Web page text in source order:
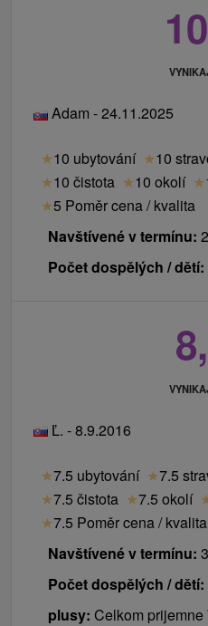
POTŘEB, SKI BUSY v
- ranní plavání denně v
pobytu
- dětský koutek v lobby
- parkovné
- internet v celém hotelu a
Adam - 24.11.2025
★10 ubytování ★10
★10 čistota ★10 okolí ★
★5 Poměr cena / kvalita
Navštívené v termínu:
Počet dospělých / dětí:
Ľ. - 8.9.2016
★7.5 ubytování ★7.5
★7.5 čistota ★7.5 okolí
★7.5 Poměr cena / kvalita
Navštívené v termínu:
Počet dospělých / dětí:
plusy: Celkom